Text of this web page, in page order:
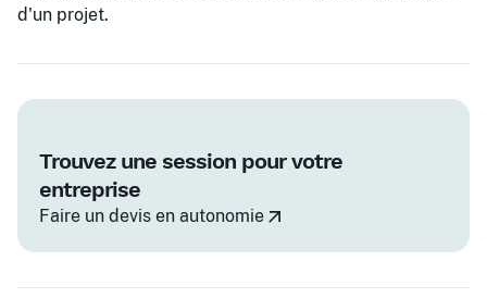
d'un projet.
Trouvez une session pour votre
entreprise
Faire un devis en autonomie